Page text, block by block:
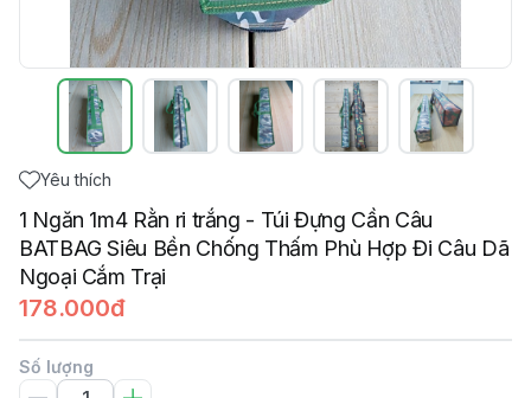
Yêu thích
1 Ngăn 1m4 Rằn ri trắng - Túi Đựng Cần Câu
BATBAG Siêu Bền Chống Thấm Phù Hợp Đi Câu Dã
Ngoại Cắm Trại
178.000đ
Số lượng